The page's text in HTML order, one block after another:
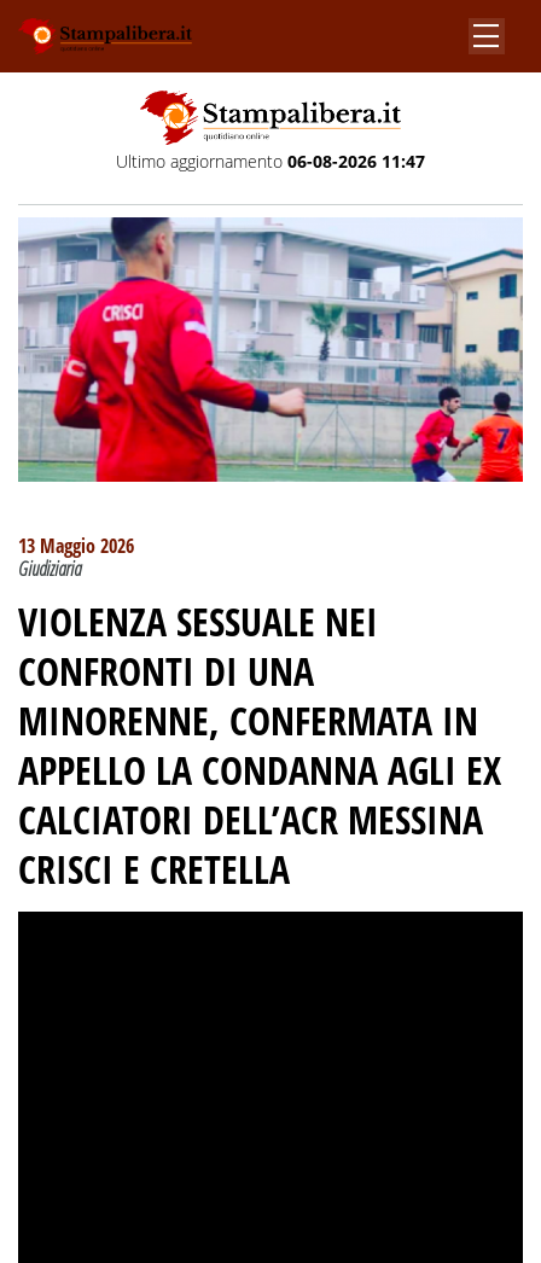
Ultimo aggiornamento 06-08-2026 11:47
13 Maggio 2026
Giudiziaria
VIOLENZA SESSUALE NEI
CONFRONTI DI UNA
MINORENNE, CONFERMATA IN
APPELLO LA CONDANNA AGLI EX
CALCIATORI DELL’ACR MESSINA
CRISCI E CRETELLA